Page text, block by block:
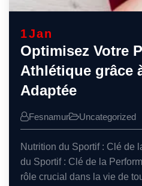
1Jan
Optimisez Votre
Athlétique grâce
Adaptée
Fesnamur Uncategorized
Nutrition du Sportif : Clé de
du Sportif : Clé de la
rôle crucial dans la vie de